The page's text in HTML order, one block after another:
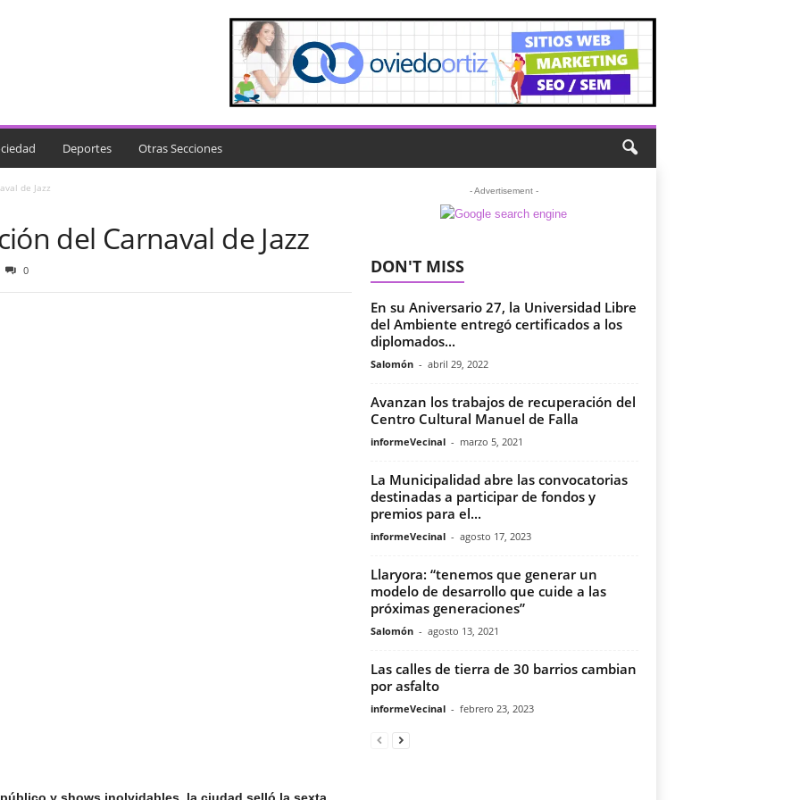
Deportes Otras Secciones
de Jazz
del Carnaval de Jazz
0
- Advertisement -
DON'T MISS
En su Aniversario 27, la Universidad Libre
del Ambiente entregó certificados a los
diplomados...
Salomón - abril 29, 2022
Avanzan los trabajos de recuperación del
Centro Cultural Manuel de Falla
informeVecinal - marzo 5, 2021
La Municipalidad abre las convocatorias
destinadas a participar de fondos y
premios para el...
informeVecinal - agosto 17, 2023
Llaryora: “tenemos que generar un
modelo de desarrollo que cuide a las
próximas generaciones”
Salomón - agosto 13, 2021
Las calles de tierra de 30 barrios cambian
por asfalto
informeVecinal - febrero 23, 2023